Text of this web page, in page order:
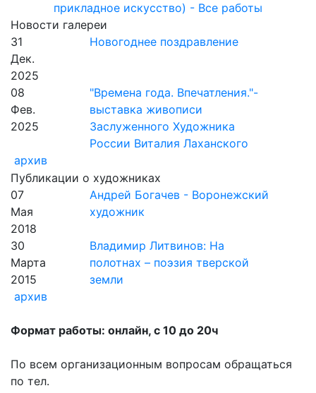
прикладное искусство) - Все работы
Новости галереи
31
Дек.
2025
Новогоднее поздравление
08
Фев.
2025
"Времена года. Впечатления."-
выставка живописи
Заслуженного Художника
России Виталия Лаханского
архив
Публикации о художниках
07
Мая
2018
Андрей Богачев - Воронежский
художник
30
Марта
2015
Владимир Литвинов: На
полотнах – поэзия тверской
земли
архив
Формат работы: онлайн, с 10 до 20ч
По всем организационным вопросам обращаться
по тел.